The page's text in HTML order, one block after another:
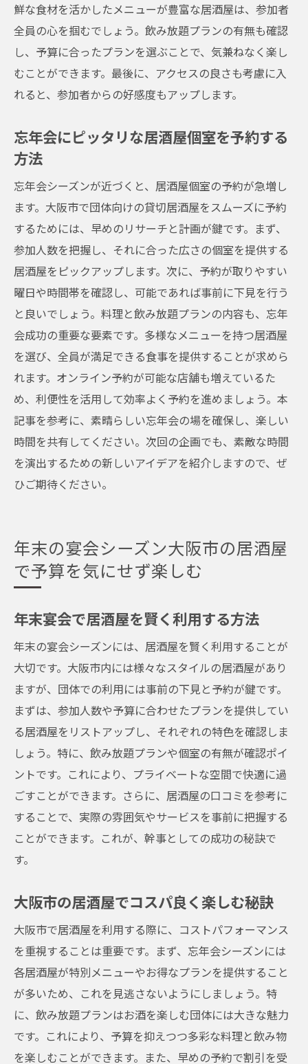
鮮な食材を活かしたメニューが豊富な居酒屋は、参加者
全員の心を掴むでしょう。飲み放題プランの有無も確認
し、予算に合ったプランを選ぶことで、気兼ねなく楽し
むことができます。最後に、アクセスの良さも考慮に入
れると、参加者からの好感度もアップします。
忘年会にピッタリな居酒屋個室を予約する
方法
忘年会シーズンが近づくと、居酒屋個室の予約が急増し
ます。大阪市で団体向けの貸切居酒屋をスムーズに予約
するためには、早めのリサーチと計画が鍵です。まず、
参加人数を把握し、それに合った広さの個室を提供する
居酒屋をピックアップします。次に、予約が取りやすい
曜日や時間帯を確認し、可能であれば事前に下見を行う
と良いでしょう。料理と飲み放題プランの内容も、忘年
会成功の重要な要素です。多様なメニューを持つ居酒屋
を選び、全員が満足できる食事を提供することが求めら
れます。オンライン予約が可能な店舗も増えているた
め、利便性を活用して効率よく予約を進めましょう。本
記事を参考に、素晴らしい忘年会の場を確保し、楽しい
時間を共有してください。次回の企画でも、素敵な時間
を演出するための新しいアイデアを紹介しますので、ぜ
ひご期待ください。
年末の宴会シーズン大阪市の居酒屋
で予算を気にせず楽しむ
年末宴会で居酒屋を賢く利用する方法
年末の宴会シーズンには、居酒屋を賢く利用することが
大切です。大阪市内には様々なスタイルの居酒屋があり
ますが、団体での利用には事前の下見と予約が鍵です。
まずは、参加人数や予算に合わせたプランを提供してい
る居酒屋をリストアップし、それぞれの特色を確認しま
しょう。特に、飲み放題プランや個室の有無が確認ポイ
ントです。これにより、プライベートな空間で快適に過
ごすことができます。さらに、居酒屋の口コミを参考に
することで、実際の雰囲気やサービスを事前に把握する
ことができます。これが、幹事としての成功の秘訣で
す。
大阪市の居酒屋でコスパ良く楽しむ秘訣
大阪市で居酒屋を利用する際に、コストパフォーマンス
を重視することは重要です。まず、忘年会シーズンには
各居酒屋が特別メニューやお得なプランを提供すること
が多いため、これを見逃さないようにしましょう。特
に、飲み放題プランはお酒を楽しむ団体には大きな魅力
です。これにより、予算を抑えつつ多彩な料理と飲み物
を楽しむことができます。また、早めの予約で割引を受